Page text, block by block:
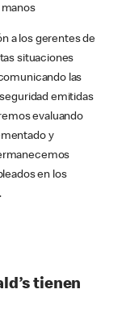
a los gerentes de
situaciones
las
emitidas
evaluando
y
en los
tienen